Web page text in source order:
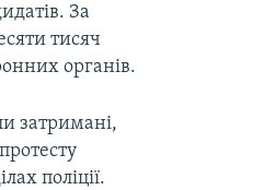
За
тисяч
органів.
затримані,
поліції.